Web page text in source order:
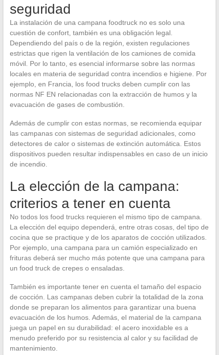
seguridad
La instalación de una campana foodtruck no es solo una
cuestión de confort, también es una obligación legal.
Dependiendo del país o de la región, existen regulaciones
estrictas que rigen la ventilación de los camiones de comida
móvil. Por lo tanto, es esencial informarse sobre las normas
locales en materia de seguridad contra incendios e higiene. Por
ejemplo, en Francia, los food trucks deben cumplir con las
normas NF EN relacionadas con la extracción de humos y la
evacuación de gases de combustión.
Además de cumplir con estas normas, se recomienda equipar
las campanas con sistemas de seguridad adicionales, como
detectores de calor o sistemas de extinción automática. Estos
dispositivos pueden resultar indispensables en caso de un inicio
de incendio.
La elección de la campana:
criterios a tener en cuenta
No todos los food trucks requieren el mismo tipo de campana.
La elección del equipo dependerá, entre otras cosas, del tipo de
cocina que se practique y de los aparatos de cocción utilizados.
Por ejemplo, una campana para un camión especializado en
frituras deberá ser mucho más potente que una campana para
un food truck de crepes o ensaladas.
También es importante tener en cuenta el tamaño del espacio
de cocción. Las campanas deben cubrir la totalidad de la zona
donde se preparan los alimentos para garantizar una buena
evacuación de los humos. Además, el material de la campana
juega un papel en su durabilidad: el acero inoxidable es a
menudo preferido por su resistencia al calor y su facilidad de
mantenimiento.